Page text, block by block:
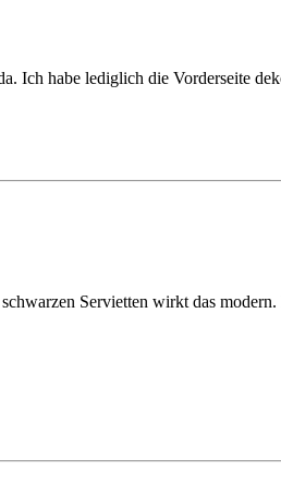
Ich habe lediglich die Vorderseite
Servietten wirkt das